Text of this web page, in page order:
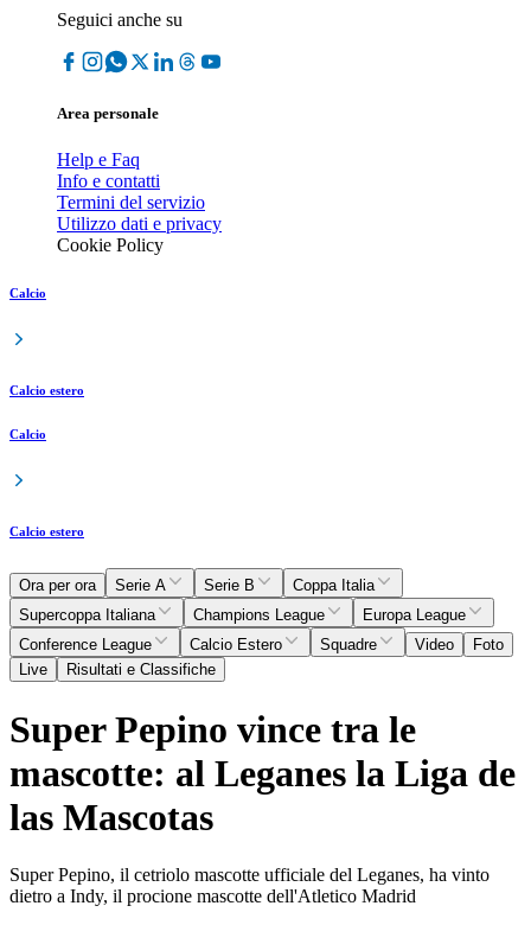
Seguici anche su
Area personale
Help e Faq
Info e contatti
Termini del servizio
Utilizzo dati e privacy
Cookie Policy
Calcio
Calcio estero
Calcio
Calcio estero
Ora per ora Serie A Serie B
Coppa Italia
Supercoppa Italiana
Champions League
Europa League
Conference League
Calcio Estero Squadre Video
Foto
Live
Risultati e Classifiche
Super Pepino vince tra le
mascotte: al Leganes la Liga de
las Mascotas
Super Pepino, il cetriolo mascotte ufficiale del Leganes, ha vinto
dietro a Indy, il procione mascotte dell'Atletico Madrid